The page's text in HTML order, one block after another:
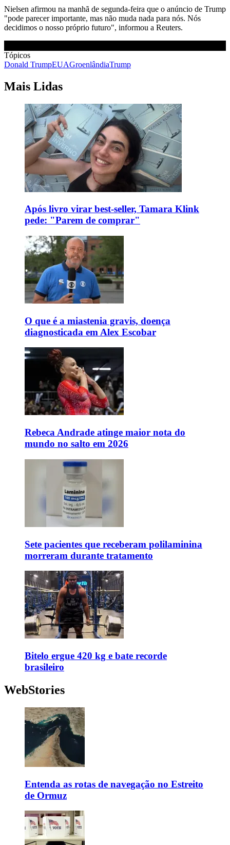
Nielsen afirmou na manhã de segunda-feira que o anúncio de Trump
"pode ​​parecer importante, mas não muda nada para nós. Nós
decidimos o nosso próprio futuro", informou a Reuters.
Tópicos
Donald TrumpEUAGroenlândiaTrump
Mais Lidas
Após livro virar best-seller, Tamara Klink
pede: "Parem de comprar"
O que é a miastenia gravis, doença
diagnosticada em Alex Escobar
Rebeca Andrade atinge maior nota do
mundo no salto em 2026
Sete pacientes que receberam polilaminina
morreram durante tratamento
Bitelo ergue 420 kg e bate recorde
brasileiro
WebStories
Entenda as rotas de navegação no Estreito
de Ormuz